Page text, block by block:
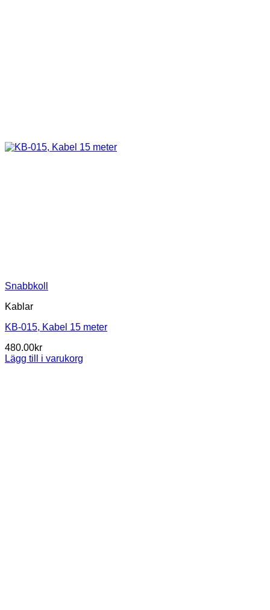
Snabbkoll
Kablar
KB-015, Kabel 15 meter
480.00kr
Lägg till i varukorg